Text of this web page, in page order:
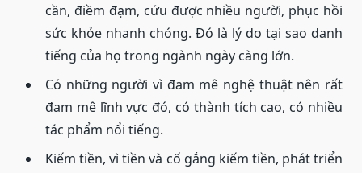
cần, điềm đạm, cứu được nhiều người, phục hồi
sức khỏe nhanh chóng. Đó là lý do tại sao danh
tiếng của họ trong ngành ngày càng lớn.
Có những người vì đam mê nghệ thuật nên rất
đam mê lĩnh vực đó, có thành tích cao, có nhiều
tác phẩm nổi tiếng.
Kiếm tiền, vì tiền và cố gắng kiếm tiền, phát triển